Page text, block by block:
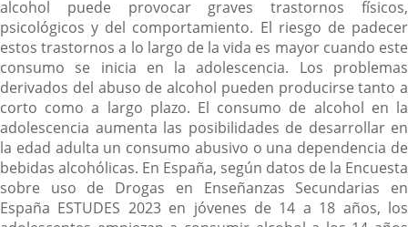
alcohol puede provocar graves trastornos físicos,
psicológicos y del comportamiento. El riesgo de padecer
estos trastornos a lo largo de la vida es mayor cuando este
consumo se inicia en la adolescencia. Los problemas
derivados del abuso de alcohol pueden producirse tanto a
corto como a largo plazo. El consumo de alcohol en la
adolescencia aumenta las posibilidades de desarrollar en
la edad adulta un consumo abusivo o una dependencia de
bebidas alcohólicas. En España, según datos de la Encuesta
sobre uso de Drogas en Enseñanzas Secundarias en
España ESTUDES 2023 en jóvenes de 14 a 18 años, los